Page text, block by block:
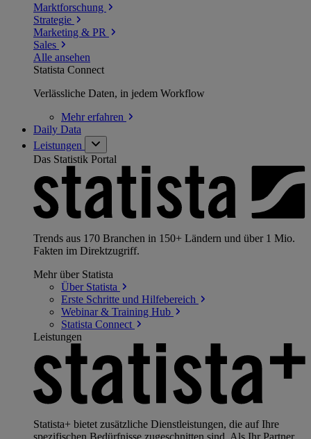
Marktforschung
Strategie
Marketing & PR
Sales
Alle ansehen
Statista Connect
Verlässliche Daten, in jedem Workflow
Mehrerfahren
Daily Data
Leistungen
Das Statistik Portal
Trends aus 170 Branchen in 150+ Ländern und über 1 Mio.
Fakten im Direktzugriff.
Mehr über Statista
Über Statista
Erste Schritte und Hilfebereich
Webinar & Training Hub
Statista Connect
Leistungen
Statista+ bietet zusätzliche Dienstleistungen, die auf Ihre
spezifischen Bedürfnisse zugeschnitten sind. Als Ihr Partner